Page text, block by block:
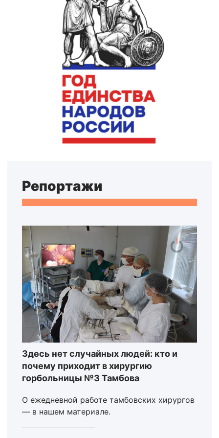
Репортажи
Здесь нет случайных людей: кто и
почему приходит в хирургию
горбольницы №3 Тамбова
О ежедневной работе тамбовских хирургов
— в нашем материале.